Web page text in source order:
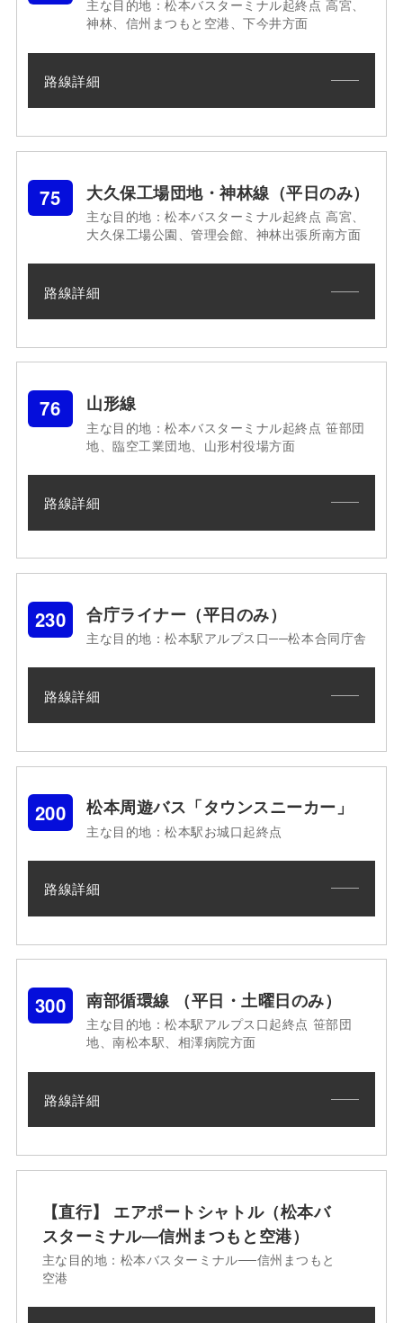
主な目的地：松本バスターミナル起終点 高宮、
神林、信州まつもと空港、下今井方面
路線詳細
75 大久保工場団地・神林線（平日のみ）
主な目的地：松本バスターミナル起終点 高宮、
大久保工場公園、管理会館、神林出張所南方面
路線詳細
76 山形線
主な目的地：松本バスターミナル起終点 笹部団
地、臨空工業団地、山形村役場方面
路線詳細
230 合庁ライナー（平日のみ）
主な目的地：松本駅アルプス口──松本合同庁舎
路線詳細
200 松本周遊バス「タウンスニーカー」
主な目的地：松本駅お城口起終点
路線詳細
300 南部循環線 （平日・土曜日のみ）
主な目的地：松本駅アルプス口起終点 笹部団
地、南松本駅、相澤病院方面
路線詳細
【直行】 エアポートシャトル（松本バ
スターミナル―信州まつもと空港）
主な目的地：松本バスターミナル──信州まつもと
空港